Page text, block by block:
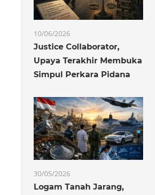
10/06/2026
Justice Collaborator,
Upaya Terakhir Membuka
Simpul Perkara Pidana
30/05/2026
Logam Tanah Jarang,